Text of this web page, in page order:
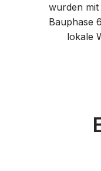
wurden
Bauphase
lokale